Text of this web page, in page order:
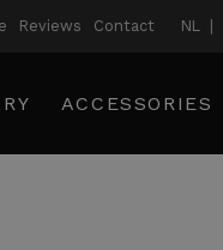
Reviews Contact NL
ACCESSORIES